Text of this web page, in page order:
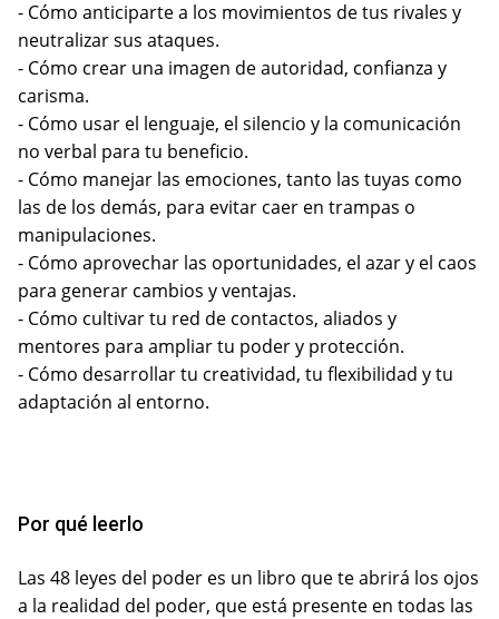
- Cómo anticiparte a los movimientos de tus rivales y
neutralizar sus ataques.
- Cómo crear una imagen de autoridad, confianza y
carisma.
- Cómo usar el lenguaje, el silencio y la comunicación
no verbal para tu beneficio.
- Cómo manejar las emociones, tanto las tuyas como
las de los demás, para evitar caer en trampas o
manipulaciones.
- Cómo aprovechar las oportunidades, el azar y el caos
para generar cambios y ventajas.
- Cómo cultivar tu red de contactos, aliados y
mentores para ampliar tu poder y protección.
- Cómo desarrollar tu creatividad, tu flexibilidad y tu
adaptación al entorno.
Por qué leerlo
Las 48 leyes del poder es un libro que te abrirá los ojos
a la realidad del poder, que está presente en todas las